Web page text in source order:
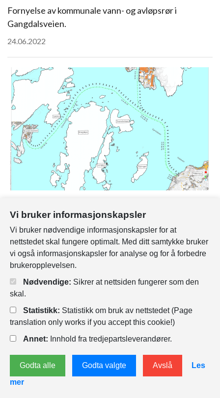
Fornyelse av kommunale vann- og avløpsrør i
Gangdalsveien.
24.06.2022
sjøledning til Odderøya renseanlegg
Renseanlegget på Bredalsholmen skal legges
ned og ny pumpestasjon bygges ved anlegget.
Pumpestasjonen skal overføre avløpsvannet til
Odderøya renseanlegg via sjøledning.
25.04.2022
Vi bruker informasjonskapsler
Vi bruker nødvendige informasjonskapsler for at
nettstedet skal fungere optimalt. Med ditt samtykke bruker
vi også informasjonskapsler for analyse og for å forbedre
brukeropplevelsen.
Nødvendige: Sikrer at nettsiden fungerer som den
skal.
Statistikk: Statistikk om bruk av nettstedet (Page
translation only works if you accept this cookie!)
Annet: Innhold fra tredjepartsleverandører.
Godta alle Godta valgte Avslå
Les
mer